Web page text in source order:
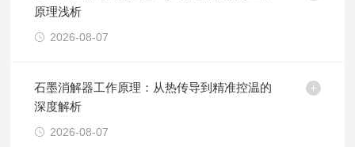
原理浅析
2026-08-07
石墨消解器工作原理：从热传导到精准控温的
深度解析
2026-08-07